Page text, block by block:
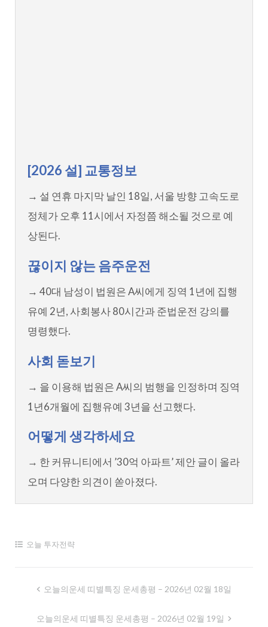
[2026 설] 교통정보
→ 설 연휴 마지막 날인 18일, 서울 방향 고속도로
정체가 오후 11시에서 자정쯤 해소될 것으로 예
상된다.
끊이지 않는 음주운전
→ 40대 남성이 법원은 A씨에게 징역 1년에 집행
유예 2년, 사회봉사 80시간과 준법운전 강의를
명령했다.
사회 돋보기
→ 을 이용해 법원은 A씨의 범행을 인정하며 징역
1년6개월에 집행유예 3년을 선고했다.
어떻게 생각하세요
→ 한 커뮤니티에서 ’30억 아파트’ 제안 글이 올라
오며 다양한 의견이 쏟아졌다.
오늘 투자전략
오늘의운세 띠별특징 운세총평 – 2026년 02월 18일
오늘의운세 띠별특징 운세총평 – 2026년 02월 19일